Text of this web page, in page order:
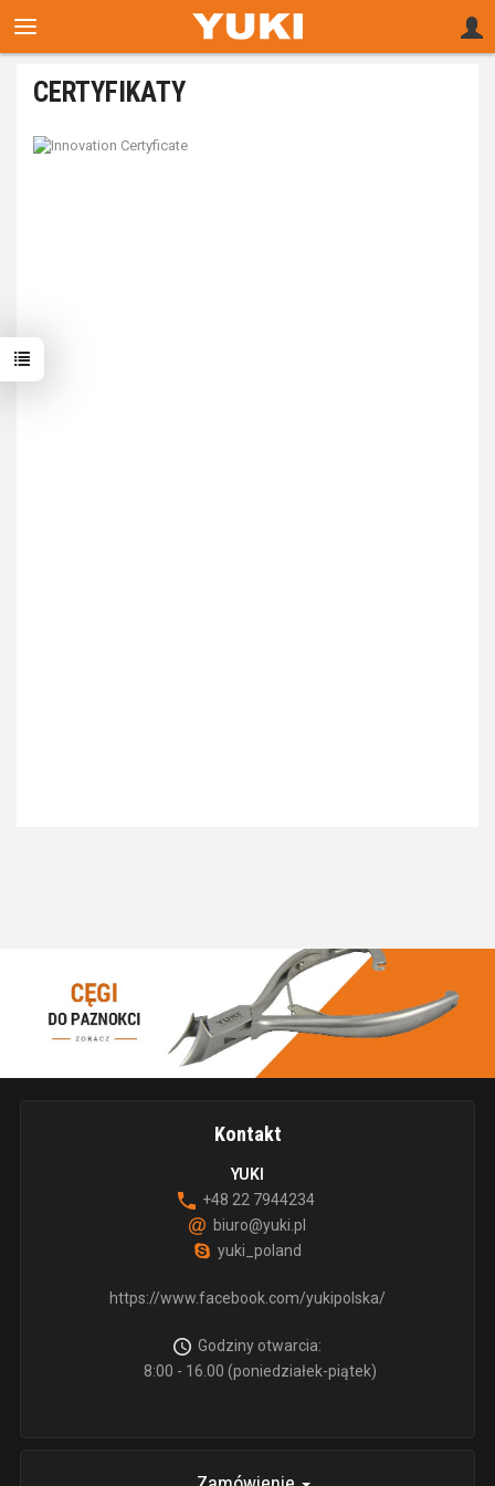
CERTYFIKATY
Kontakt
YUKI
+48 22 7944234
biuro@yuki.pl
yuki_poland
https://www.facebook.com/yukipolska/
Godziny otwarcia:
8:00 - 16.00 (poniedziałek-piątek)